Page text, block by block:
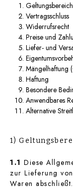
Geltungsbereich
Vertragsschluss
Widerrufsrecht
Preise und
Liefer- und
Mängelhaftung
Haftung
Besondere
Anwendbares
Alternative
1)
1.1 Diese
zur Lieferung
Waren